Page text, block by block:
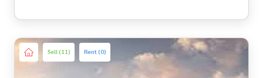
Sell (11) Rent (0)